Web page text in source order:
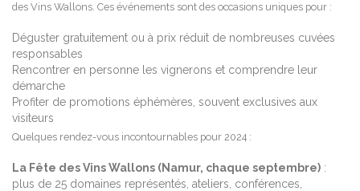
des Vins Wallons. Ces événements sont des occasions uniques pour :
Déguster gratuitement ou à prix réduit de nombreuses cuvées
responsables
Rencontrer en personne les vignerons et comprendre leur
démarche
Profiter de promotions éphémères, souvent exclusives aux
visiteurs
Quelques rendez-vous incontournables pour 2024 :
La Fête des Vins Wallons (Namur, chaque septembre) :
plus de 25 domaines représentés, ateliers, conférences,